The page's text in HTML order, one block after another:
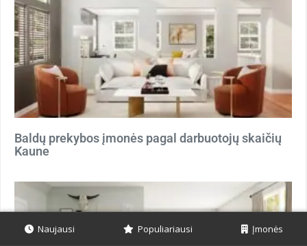
Baldų prekybos įmonės pagal darbuotojų skaičių
Kaune
Naujausi Populiariausi Įmonės